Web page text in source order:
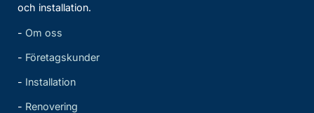
och installation.
- Om oss
- Företagskunder
- Installation
- Renovering